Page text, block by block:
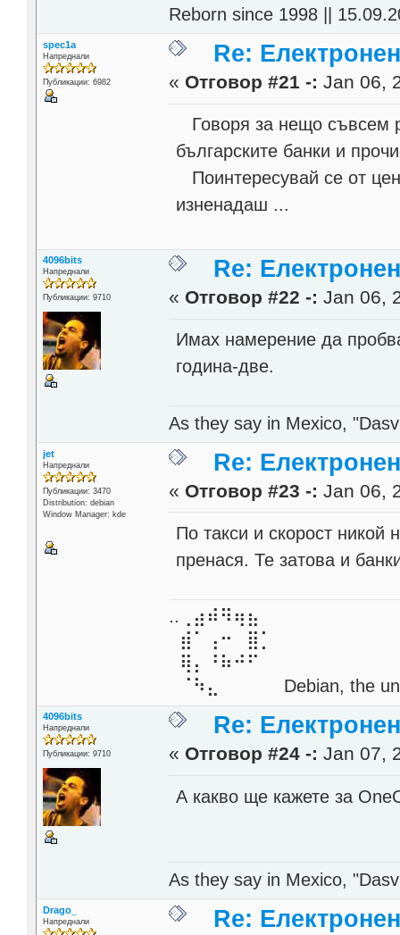
Reborn since 1998 ||
spec1a
Напреднали
Публикации: 6982
Re:
« Отговор #21 -: Jan 06,
Говоря за нещо съвсем
българските банки и
Поинтересувай се от
изненадаш ...
4096bits
Напреднали
Публикации: 9710
Re:
« Отговор #22 -: Jan 06,
Имах намерение да
година-две.
As they say in Mexico,
jet
Напреднали
Публикации: 3470
Distribution: debian
Window Manager: kde
Re:
« Отговор #23 -: Jan 06,
По такси и скорост
пренася. Те затова и
..⢀⣴⠾⠻⢶⣦⠀
⣾⠁⢠⠒⠀⣿⡁
⢿⡄⠘⠷⠚⠋
⠈⠳⣄⠀⠀⠀⠀ Debian, the
4096bits
Напреднали
Публикации: 9710
Re:
« Отговор #24 -: Jan 07,
А какво ще кажете за
As they say in Mexico,
Drago_
Напреднали Re: